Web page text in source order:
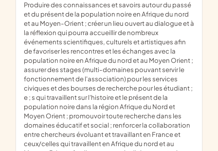
produire des connaissances et savoirs autour du passé
et du présent de la population noire en Afrique du nord
et au Moyen-Orient ; créer un lieu ouvert au dialogue et à
la réflexion qui pourra accueillir de nombreux
événements scientifiques, culturels et artistiques afin
de favoriser les rencontres et les échanges avec la
population noire en Afrique du nord et au Moyen Orient ;
assurer des stages (multi-domaines pouvant servir le
fonctionnement de l'association) pour les services
civiques et des bourses de recherche pour les étudiant ;
e ; s qui travaillent sur l'histoire et le présent de la
population noire dans la région Afrique du Nord et
Moyen Orient ; promouvoir toute recherche dans les
domaines éducatif et social ; renforcer la collaboration
entre chercheurs évoluant et travaillant en France et
ceux/celles qui travaillent en Afrique du nord et au